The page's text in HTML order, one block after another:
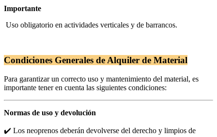
Importante
Uso obligatorio en actividades verticales y de barrancos.
Condiciones Generales de Alquiler de Material
Para garantizar un correcto uso y mantenimiento del material, es
importante tener en cuenta las siguientes condiciones:
Normas de uso y devolución
✔️ Los neoprenos deberán devolverse del derecho y limpios de